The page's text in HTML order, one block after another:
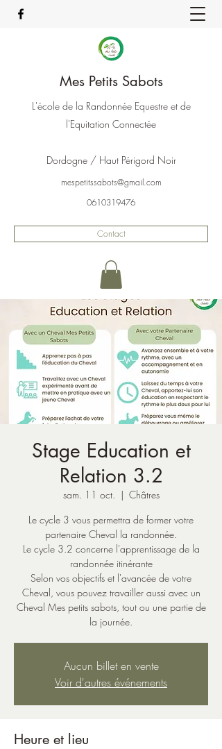
Mes Petits Sabots
L'école de la Randonnée Equestre et de
l'Equitation Connectée
Dordogne / Haut Périgord Noir
mespetitssabots@gmail.com
0610319476
Contact
Stage Education et
Relation 3.2
sam. 11 oct.
  |
Châtres
Le cycle 3 vous permettra de former votre
partenaire Cheval la randonnée.
Le cycle 3.2 concerne l'apprentissage de la
randonnée itinérante
Selon vos objectifs et l'avancée de votre
Cheval, vous pouvez travailler aussi avec un
Cheval Mes petits sabots, tout ou une partie de
Aucun billet en vente
Voir d'autres événements
Heure et lieu